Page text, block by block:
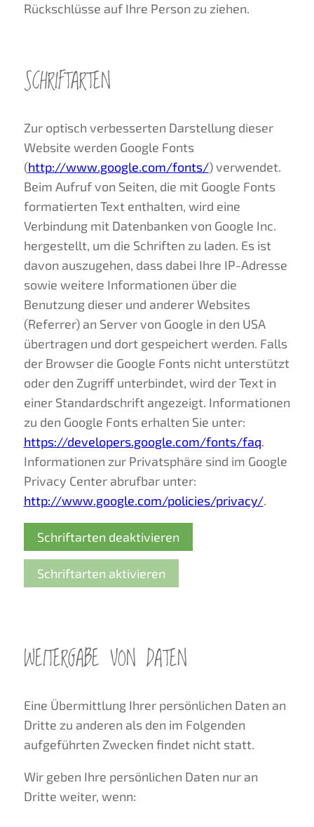
Rückschlüsse auf Ihre Person zu ziehen.
SCHRIFTARTEN
Zur optisch verbesserten Darstellung dieser
Website werden Google Fonts
(http://www.google.com/fonts/) verwendet.
Beim Aufruf von Seiten, die mit Google Fonts
formatierten Text enthalten, wird eine
Verbindung mit Datenbanken von Google Inc.
hergestellt, um die Schriften zu laden. Es ist
davon auszugehen, dass dabei Ihre IP-Adresse
sowie weitere Informationen über die
Benutzung dieser und anderer Websites
(Referrer) an Server von Google in den USA
übertragen und dort gespeichert werden. Falls
der Browser die Google Fonts nicht unterstützt
oder den Zugriff unterbindet, wird der Text in
einer Standardschrift angezeigt. Informationen
zu den Google Fonts erhalten Sie unter:
https://developers.google.com/fonts/faq.
Informationen zur Privatsphäre sind im Google
Privacy Center abrufbar unter:
http://www.google.com/policies/privacy/.
Schriftarten deaktivieren
Schriftarten aktivieren
WEITERGABE VON DATEN
Eine Übermittlung Ihrer persönlichen Daten an
Dritte zu anderen als den im Folgenden
aufgeführten Zwecken findet nicht statt.
Wir geben Ihre persönlichen Daten nur an
Dritte weiter, wenn: